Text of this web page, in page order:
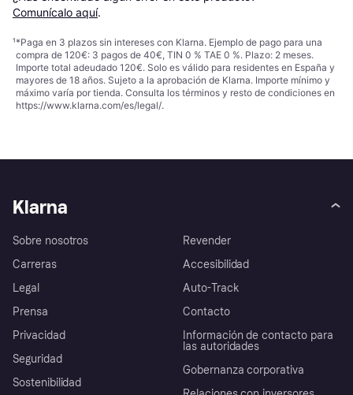
Comunícalo aquí.
¹*Paga en 3 plazos sin intereses con Klarna. Ejemplo de pago para una
compra de 120€: 3 pagos de 40€, TIN 0 % TAE 0 %. Plazo: 2 meses.
Importe total adeudado 120€. Solo es válido para residentes en España y
mayores de 18 años. Sujeto a la aprobación de Klarna. Importe mínimo y
máximo varía por tienda. Consulta los términos y resto de condiciones en
https://www.klarna.com/es/legal/.
Klarna
Sobre nosotros
Carreras
Legal
Prensa
Privacidad
Seguridad
Sostenibilidad
Revender
Accesibilidad
Auto-Track
Contacto
Información de contacto para
las autoridades
Gobernanza corporativa